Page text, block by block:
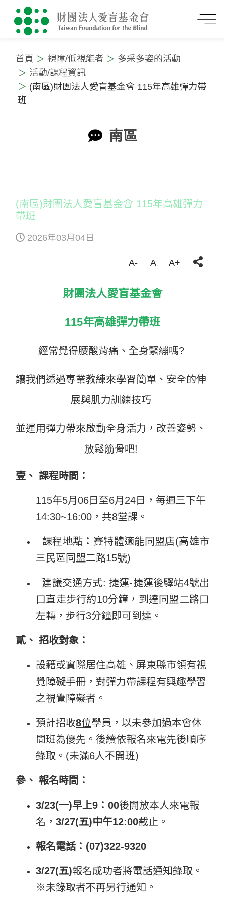
首頁 視障/低視能者
多采多姿的活動
活動/課程資訊
(南區)財團法人愛盲基金會 115年高雄彈力帶
班
南區
(南區)財團法人愛盲基金會 115年高雄彈力
帶班
2026年03月04日
A- A A+
財團法人愛盲基金會
115年高雄彈力帶班
經常覺得腰酸背痛、全身緊繃嗎?
讓我們透過專業教練來學習簡單、安全的伸
展與肌力訓練技巧
並運用彈力帶來啟動全身活力，改善姿勢、
放鬆筋骨吧!
壹、 課程時間：
115年5月06日至6月24日，每週三下午
14:30~16:00，共8堂課。
課程地點 ： 賽特體適能同盟店(高雄市
三民區同盟二路15號)
建議交通方式: 捷運-捷運後驛站4號出
口直走步行約10分鐘，到達同盟二路口
左轉， 步行3分鐘即可到達。
貳、 招收對象：
設籍或實際居住高雄、屏東縣市領有視
覺障礙手冊， 對彈力帶課程有興趣學習
之視覺障礙者。
預計招收8位學員，以未參加過本會休
閒班為優先。後續依報名來電先後順序
錄取。(未滿6人不開班)
參、 報名時間：
3/23(一)早上9：00後開放本人來電報
名， 3/27(五)中午12:00截止。
報名電話：(07)322-9320
3/27(五)報名成功者將電話通知錄取。
※未錄取者不再另行通知。